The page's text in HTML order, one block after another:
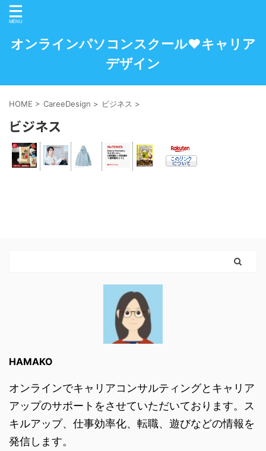
オンラインパソコンスクール♥キャリア
デザイン
HOME > CareeDesign > ビジネス >
ビジネス
HAMAKO
オンラインでキャリアコンサルティングとキャリア
アップのサポートをさせていただいております。ス
キルアップ、仕事効率化、転職、遊びなどの情報を
発信します。